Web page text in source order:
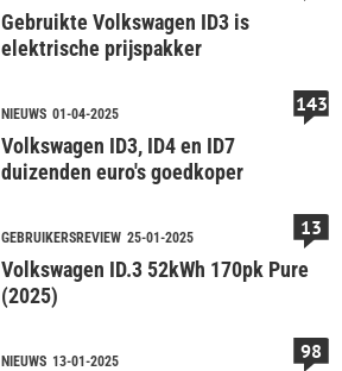
Gebruikte Volkswagen ID3 is
elektrische prijspakker
NIEUWS 01-04-2025
Volkswagen ID3, ID4 en ID7
duizenden euro's goedkoper
143
GEBRUIKERSREVIEW 25-01-2025
Volkswagen ID.3 52kWh 170pk Pure
(2025)
13
NIEUWS 13-01-2025 98